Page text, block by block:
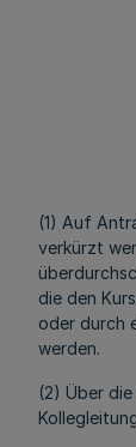
(1) Auf
verkürzt
die den
oder durch
werden.
(2) Über